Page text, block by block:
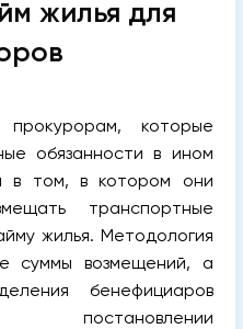
жилья для
которые
обязанности в ином
в том, в котором они
транспортные
жилья. Методология
суммы возмещений, а
бенефициаров